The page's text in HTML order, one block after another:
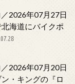
2026年07月27日
海道にバイクポ
2026年07月20日
・キングの『ロ